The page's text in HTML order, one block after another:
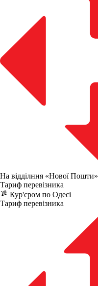
На відділння «Нової Пошти»
Тариф перевізника
Кур'єром по Одесі
Тариф перевізника